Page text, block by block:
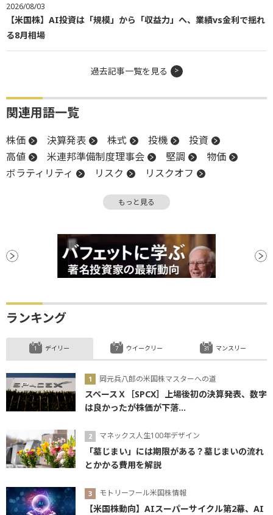
2026/08/03
【米国株】AI投資は「規模」から「収益力」へ、業績vs金利で揺れ
る8月相場
過去記事一覧を見る
関連用語一覧
株価 決算発表 株式 投機
投資
高値
米連邦準備制度理事会 堅調
物価
ボラティリティ
リスク
リスクオフ
株価指数
ナスダック100
もっと見る
ランキング
デイリー
岡元兵八郎の米国株マスターへの道
スペースＸ［SPCX］上場後初の決算発表、数字
は良かったが株価が下落...
マネックス人生100年デザイン
「墓じまい」には期限がある？墓じまいの流れ
とかかる費用を解説
モトリーフール米国株情報
【米国株動向】AIスーパーサイクル第2幕、AI
ウイークリー マンスリー